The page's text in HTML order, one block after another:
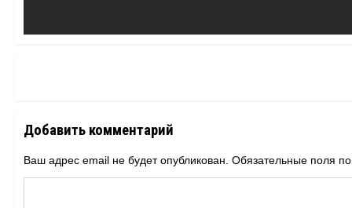
Добавить комментарий
Ваш адрес email не будет опубликован. Обязательные поля